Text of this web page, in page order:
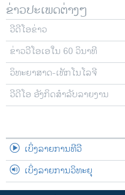
ພາສາຕ່າງໆ
ຂ່າວປະເພດຕ່າງໆ
ວີດີໂອຂ່າວ
ຂ່າວວີໂອເອໃນ 60 ວິນາທີ
ວິທະຍາສາດ-ເທັກໂນໂລຈີ
ວີດີໂອ ອັງກິດສຳລັບລາຍງານ
ເບິ່ງລາຍການທີວີ
ເບິ່ງລາຍການວິທະຍຸ